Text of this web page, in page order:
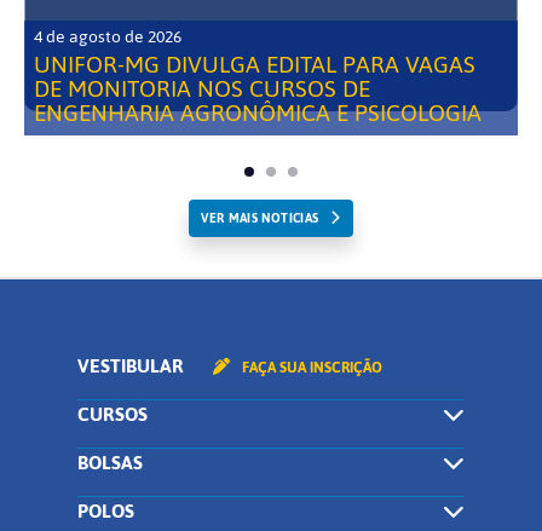
4 de agosto de 2026
UNIFOR-MG DIVULGA EDITAL PARA VAGAS
DE MONITORIA NOS CURSOS DE
ENGENHARIA AGRONÔMICA E PSICOLOGIA
VER MAIS NOTICIAS
VESTIBULAR FAÇA SUA INSCRIÇÃO
CURSOS
BOLSAS
POLOS